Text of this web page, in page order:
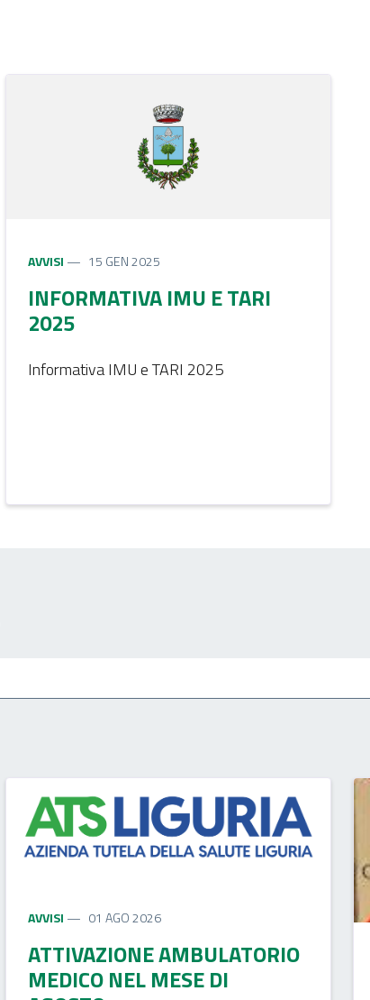
AVVISI 15 GEN 2025
INFORMATIVA IMU E TARI
2025
Informativa IMU e TARI 2025
AVVISI 01 AGO 2026
ATTIVAZIONE AMBULATORIO
MEDICO NEL MESE DI